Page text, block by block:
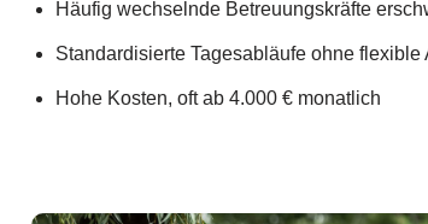
Häufig wechselnde Betreuungskräfte
Standardisierte Tagesabläufe ohne flexible
Hohe Kosten, oft ab 4.000 € monatlich